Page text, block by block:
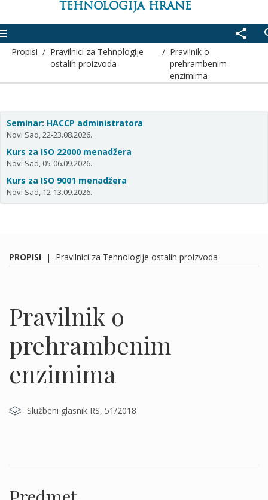
TEHNOLOGIJA HRANE
share
Propisi / Pravilnici za Tehnologije
ostalih proizvoda
/ Pravilnik o
prehrambenim
enzimima
Seminar: HACCP administratora
Novi Sad, 22-23.08.2026.
Kurs za ISO 22000 menadžera
Novi Sad, 05-06.09.2026.
Kurs za ISO 9001 menadžera
Novi Sad, 12-13.09.2026.
PROPISI | Pravilnici za Tehnologije ostalih proizvoda
Pravilnik o
prehrambenim
enzimima
Službeni glasnik RS, 51/2018